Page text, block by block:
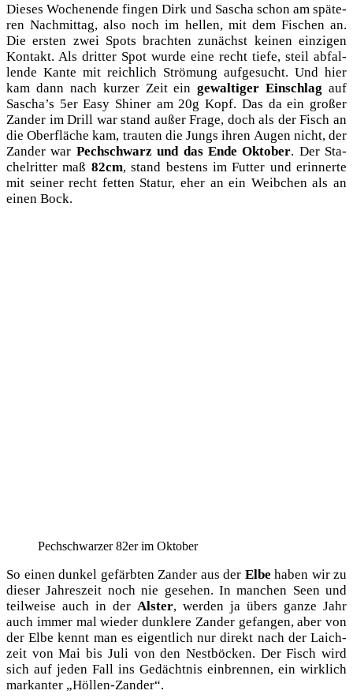
Die­ses Wochen­en­de fin­gen Dirk und Sascha schon am spä­te­
ren Nach­mit­tag, also noch im hel­len, mit dem Fischen an.
Die ers­ten zwei Spots brach­ten zunächst kei­nen ein­zi­gen
Kon­takt. Als drit­ter Spot wur­de eine recht tie­fe, steil abfal­
len­de Kan­te mit reich­lich Strö­mung auf­ge­sucht. Und hier
kam dann nach kur­zer Zeit eingewal­ti­ger Ein­schlag auf
Sascha’s 5er Easy Shi­ner am 20g Kopf. Das da ein gro­ßer
Zan­der im Drill war stand außer Fra­ge, doch als der Fisch an
die Ober­flä­che kam, trau­ten die Jungs ihren Augen nicht, der
Zan­der war Pech­schwarz und das Ende Okto­ber. Der Sta­
chel­rit­ter maß 82cm, stand bes­tens im Fut­ter und erin­ner­te
mit sei­ner recht fet­ten Sta­tur, eher an ein Weib­chen als an
einen Bock.
Pech­schwar­zer 82er im Oktober
So einen dun­kel gefärb­ten Zan­der aus der Elbe haben wir zu
die­ser Jah­res­zeit noch nie gese­hen. In man­chen Seen und
teil­wei­se auch in der Als­ter, wer­den ja übers gan­ze Jahr
auch immer mal wie­der dunk­le­re Zan­der gefan­gen, aber von
der Elbe kennt man es eigent­lich nur direkt nach der Laich­
zeit von Mai bis Juli von den Nest­bö­cken. Der Fisch wird
sich auf jeden Fall ins Gedächt­nis ein­bren­nen, ein wirk­lich
mar­kan­ter „Höl­len-Zan­der“.